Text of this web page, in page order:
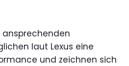
ansprechenden
laut Lexus eine
und zeichnen sich